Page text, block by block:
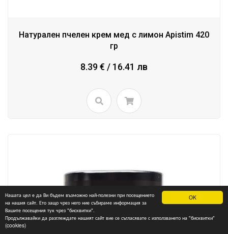
OK
Нашата цел е да Ви бъдем възможно най-полезни при посещението
на нашия сайт. Ето защо чрез него ние събираме информация за
Вашите посещения тук чрез "бисквитки".
Продължавайки да разглеждате нашият сайт вие се съгласявате с използването на "бисквитки"
(cookies)
Натурален пчелен крем мед с лимон Аpistim 420
гр
8.39 € / 16.41 лв